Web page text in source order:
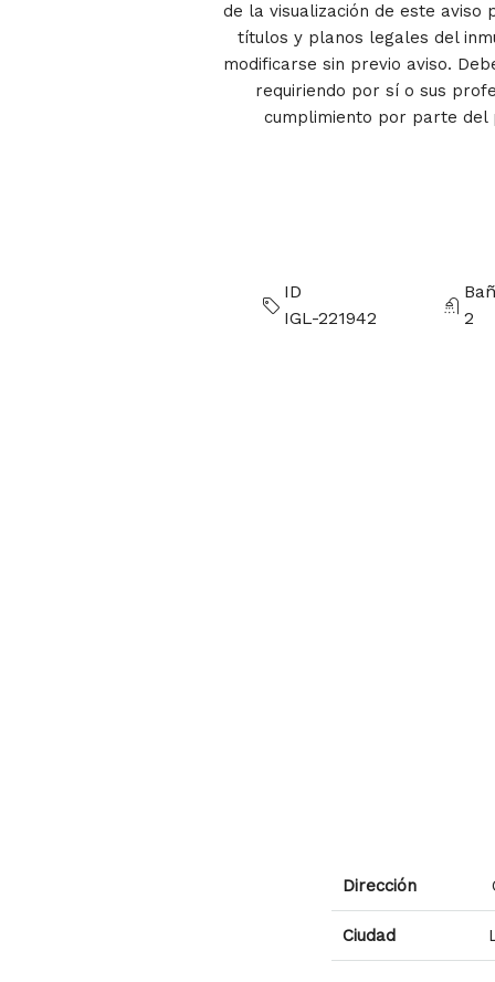
de la visualización de este aviso
títulos y planos legales del
modificarse sin previo aviso.
requiriendo por sí o sus
cumplimiento por parte del
ID
IGL-221942
2
Dirección
Ciudad